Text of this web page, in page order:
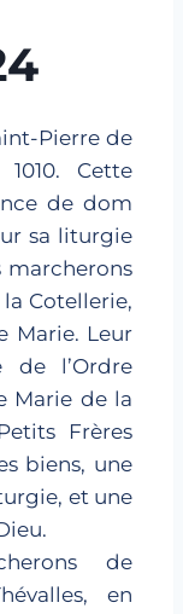
Pierre de
Cette
de dom
sa liturgie
Cotellerie,
Marie. Leur
de l’Ordre
Marie de la
Frères
biens, une
et une
de
en